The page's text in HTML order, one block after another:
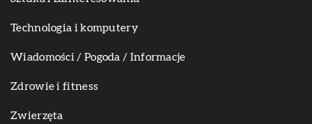
Technologia i komputery
Wiadomości / Pogoda / Informacje
Zdrowie i fitness
Zwierzęta